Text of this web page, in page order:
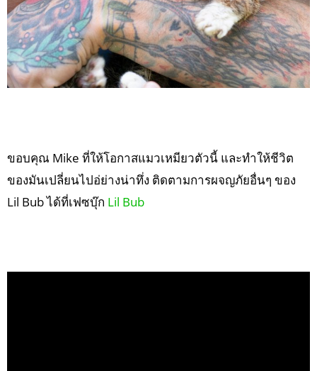
ขอบคุณ Mike ที่ให้โอกาสแมวเหมียวตัวนี้ และทำให้ชีวิต
ของมันเปลี่ยนไปอ่ย่างน่าทึ่ง ติดตามการผจญภัยอื่นๆ ของ
Lil Bub ได้ที่เฟซบุ๊ก Lil Bub